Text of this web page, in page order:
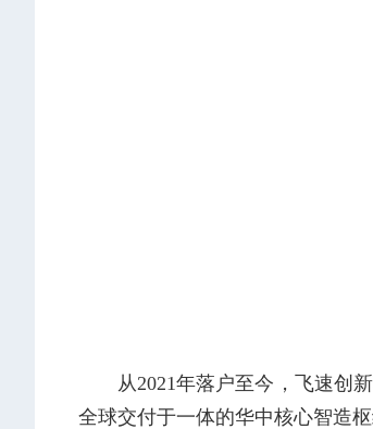
从2021年落户至今，飞速创
全球交付于一体的华中核心智造